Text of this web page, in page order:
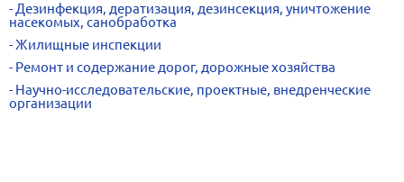
Дезинфекция, дератизация, дезинсекция, уничтожение
насекомых, санобработка
Жилищные инспекции
Ремонт и содержание дорог, дорожные хозяйства
Научно-исследовательские, проектные, внедренческие
организации